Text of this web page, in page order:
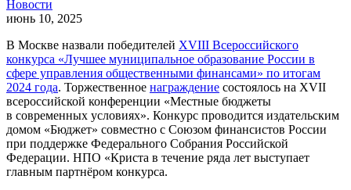
Новости
июнь 10, 2025
В Москве назвали победителей XVIII Всероссийского
конкурса «Лучшее муниципальное образование России в
сфере управления общественными финансами» по итогам
2024 года. Торжественное награждение состоялось на XVII
всероссийской конференции «Местные бюджеты
в современных условиях». Конкурс проводится издательским
домом «Бюджет» совместно с Союзом финансистов России
при поддержке Федерального Собрания Российской
Федерации. НПО «Криста в течение ряда лет выступает
главным партнёром конкурса.